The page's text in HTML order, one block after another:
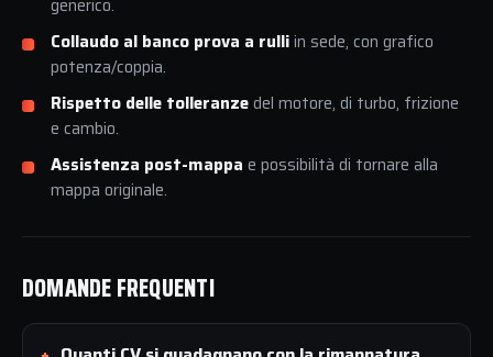
generico.
Collaudo al banco prova a rulliin sede, con grafico
potenza/coppia.
Rispetto delle tolleranzedel motore, di turbo, frizione
e cambio.
Assistenza post-mappa e possibilità di tornare alla
mappa originale.
DOMANDE FREQUENTI